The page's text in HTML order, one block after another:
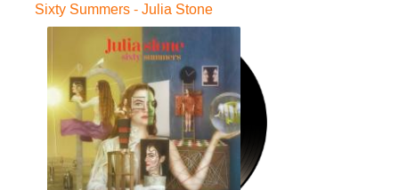
(2LP)
-
Birdy
Sixty Summers - Julia Stone